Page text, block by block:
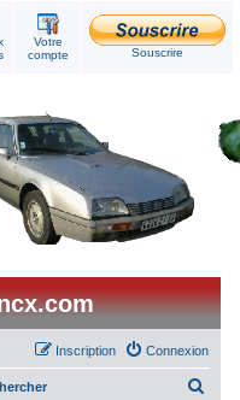
Votre
compte
Souscrire
Connexion
Inscription